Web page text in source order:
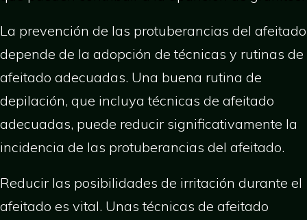
La prevención de las protuberancias del afeitado
depende de la adopción de técnicas y rutinas de
afeitado adecuadas. Una buena rutina de
depilación, que incluya técnicas de afeitado
adecuadas, puede reducir significativamente la
incidencia de las protuberancias del afeitado.
Reducir las posibilidades de irritación durante el
afeitado es vital. Unas técnicas de afeitado